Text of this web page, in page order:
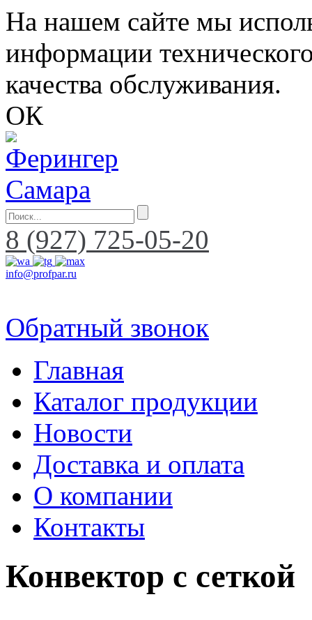
На нашем сайте мы
информации
качества обслуживания.
ОК
8 (927) 725-05-20
info@profpar.ru
Обратный звонок
Главная
Каталог продукции
Новости
Доставка и оплата
О компании
Контакты
Конвектор с сеткой